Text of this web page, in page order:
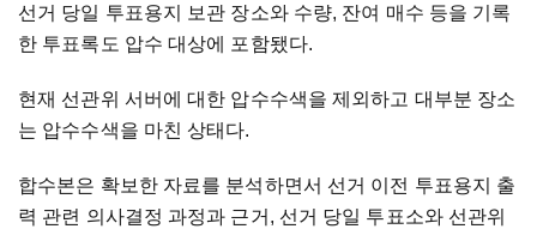
선거 당일 투표용지 보관 장소와 수량, 잔여 매수 등을 기록
한 투표록도 압수 대상에 포함됐다.
현재 선관위 서버에 대한 압수수색을 제외하고 대부분 장소
는 압수수색을 마친 상태다.
합수본은 확보한 자료를 분석하면서 선거 이전 투표용지 출
력 관련 의사결정 과정과 근거, 선거 당일 투표소와 선관위